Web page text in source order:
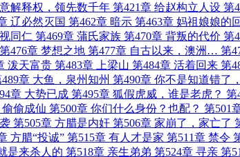
解释权，领先数千年 第421章 给赵构立人设 第
辽必然灭国 第462章 暗示 第463章 妈祖娘娘的
同仁 第469章 蒲氏家族 第470章 背叛的代价 第
第476章 梦想之地 第477章 自古以来，澳洲… 第
泼天富贵 第483章 上梁山 第484章 活着回来 第
章 大鱼，泉州知州 第490章 你不是知道错了
章 大势已成 第495章 狐假虎威，谁是老虎？ 第
偷偷成仙 第500章 你们什么身份？也配？ 第501
第505章 方腊是内奸 第506章 家崩了，家亡了
方腊“投诚” 第515章 有人才是家 第511章 禁令
是来杀人的 第518章 亲生弟弟 第524章 寻亲 第